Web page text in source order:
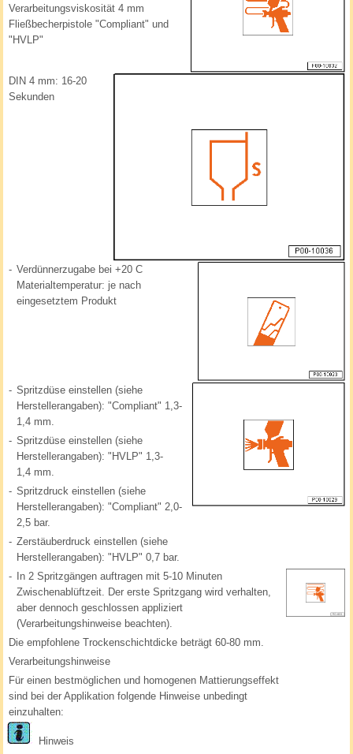
Verarbeitungsviskosität 4 mm
Fließbecherpistole "Compliant" und
"HVLP"
DIN 4 mm: 16-20
Sekunden
- Verdünnerzugabe bei +20 C
Materialtemperatur: je nach
eingesetztem Produkt
- Spritzdüse einstellen (siehe
Herstellerangaben): "Compliant" 1,3-
1,4 mm.
- Spritzdüse einstellen (siehe
Herstellerangaben): "HVLP" 1,3-
1,4 mm.
- Spritzdruck einstellen (siehe
Herstellerangaben): "Compliant" 2,0-
2,5 bar.
- Zerstäuberdruck einstellen (siehe
Herstellerangaben): "HVLP" 0,7 bar.
-
In 2 Spritzgängen auftragen mit 5-10 Minuten
Zwischenablüftzeit. Der erste Spritzgang wird verhalten,
aber dennoch geschlossen appliziert
(Verarbeitungshinweise beachten).
Die empfohlene Trockenschichtdicke beträgt 60-80 mm.
Verarbeitungshinweise
Für einen bestmöglichen und homogenen Mattierungseffekt
sind bei der Applikation folgende Hinweise unbedingt
einzuhalten:
Hinweis